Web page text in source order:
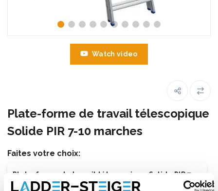
Watch video
Plate-forme de travail télescopique
Solide PIR 7-10 marches
Faites votre choix:
Plate-forme de travail télescopique Solide PIR 7-
10 marches